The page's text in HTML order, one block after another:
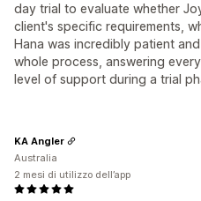
day trial to evaluate whether
client's specific requirements,
Hana was incredibly patient
whole process, answering
level of support during a trial
KA Angler
Australia
2 mesi di utilizzo dell’app